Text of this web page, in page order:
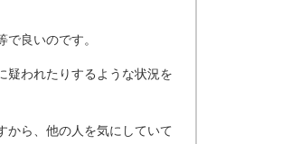
良いのです。
疑われたりするような状況を
から、他の人を気にしていて